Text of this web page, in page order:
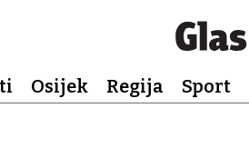
Osijek Regija Sport